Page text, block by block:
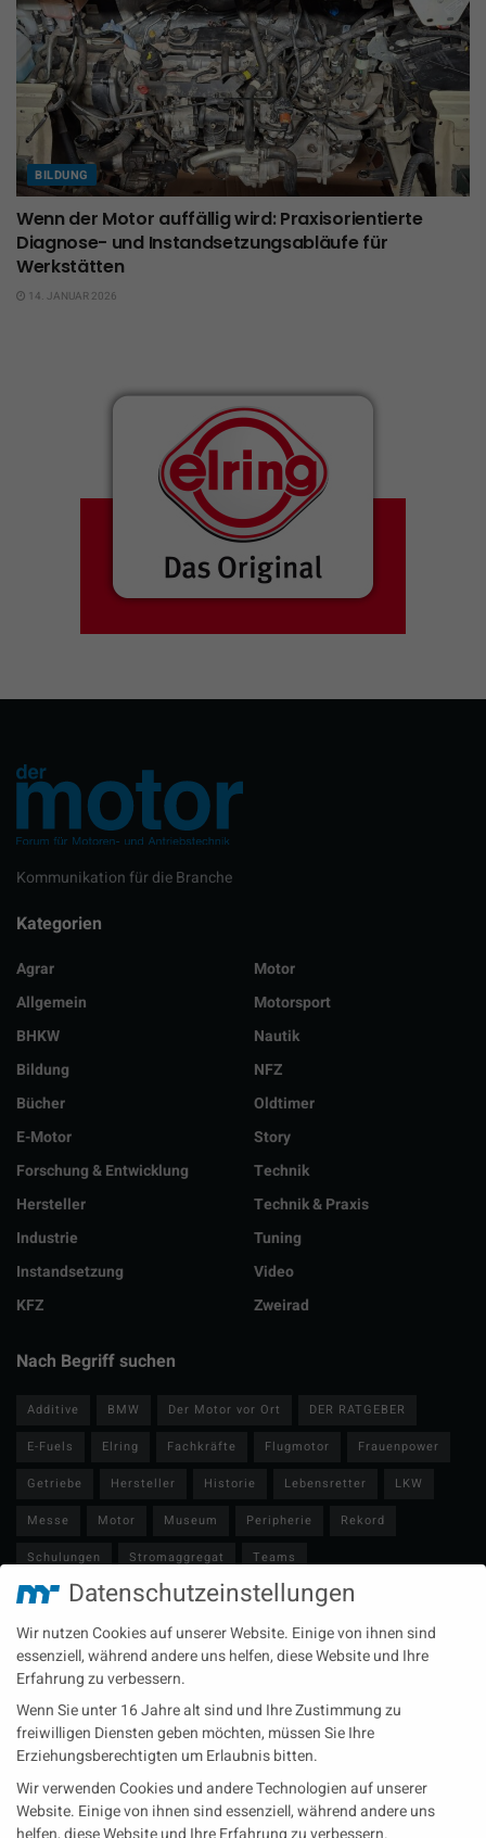
BILDUNG
Wenn der Motor auffällig wird: Praxisorientierte
Diagnose- und Instandsetzungsabläufe für
Werkstätten
14. JANUAR 2026
Kommunikation für die Branche
Kategorien
Agrar
Allgemein
BHKW
Bildung
Bücher
E-Motor
Forschung & Entwicklung
Hersteller
Industrie
Instandsetzung
KFZ
Motor
Motorsport
Nautik
NFZ
Oldtimer
Story
Technik
Technik & Praxis
Tuning
Video
Zweirad
Nach Begriff suchen
Additive BMW Der Motor vor Ort
DER RATGEBER
E-Fuels
Elring Fachkräfte Flugmotor
Frauenpower
Getriebe
Hersteller Historie Lebensretter
LKW
Messe
Motor Museum Peripherie
Rekord
Schulungen
Stromaggregat
Teams
Technische Redaktion
Turbolader Video
Zulieferer
Öl-E-Fuels-Schmierstoffe
Neueste Beiträge
Wärme aus der Tiefe MTU heizt künftig mit Geothermie
MAN Engines bringt D3872 für die Stromversorgung im
Marinebereich
Eine neue Generation von Perkins Marinemotoren startet den
Datenschutzeinstellungen
Wir nutzen Cookies auf unserer Website. Einige von ihnen sind
essenziell, während andere uns helfen, diese Website und Ihre
Erfahrung zu verbessern.
Wenn Sie unter 16 Jahre alt sind und Ihre Zustimmung zu
freiwilligen Diensten geben möchten, müssen Sie Ihre
Erziehungsberechtigten um Erlaubnis bitten.
Wir verwenden Cookies und andere Technologien auf unserer
Website. Einige von ihnen sind essenziell, während andere uns